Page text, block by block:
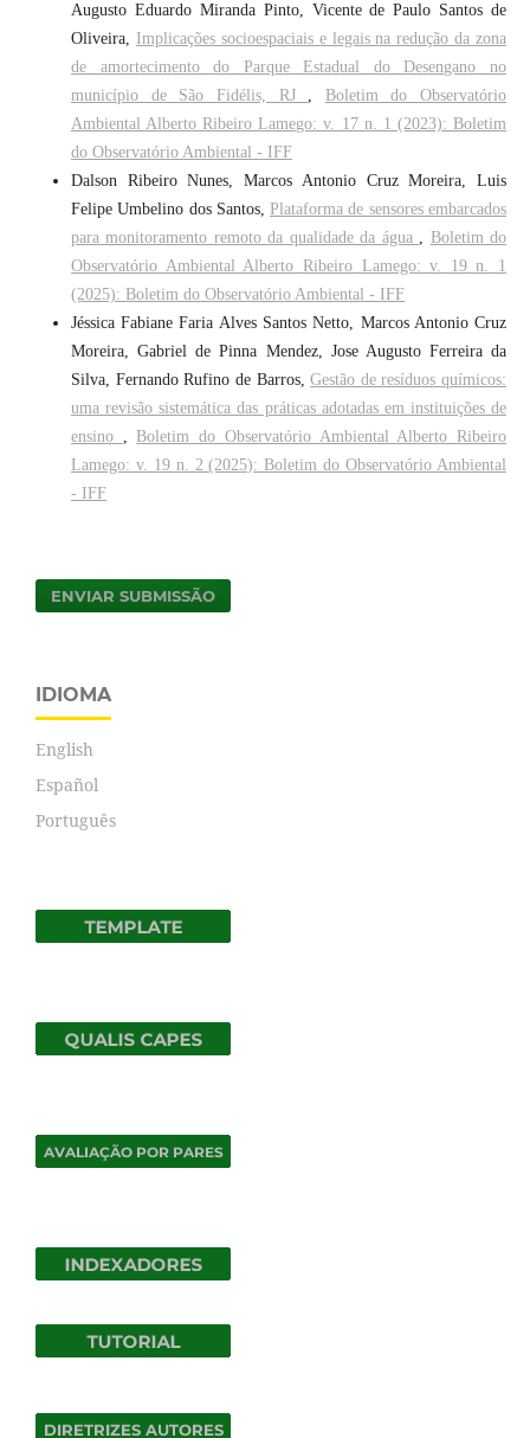
Augusto Eduardo Miranda Pinto, Vicente de Paulo Santos de
Oliveira, Implicações socioespaciais e legais na redução da zona
de amortecimento do Parque Estadual do Desengano no
município de São Fidélis, RJ , Boletim do Observatório
Ambiental Alberto Ribeiro Lamego: v. 17 n. 1 (2023): Boletim
do Observatório Ambiental - IFF
Dalson Ribeiro Nunes, Marcos Antonio Cruz Moreira, Luis
Felipe Umbelino dos Santos, Plataforma de sensores embarcados
para monitoramento remoto da qualidade da água , Boletim do
Observatório Ambiental Alberto Ribeiro Lamego: v. 19 n. 1
(2025): Boletim do Observatório Ambiental - IFF
Jéssica Fabiane Faria Alves Santos Netto, Marcos Antonio Cruz
Moreira, Gabriel de Pinna Mendez, Jose Augusto Ferreira da
Silva, Fernando Rufino de Barros,Gestão de resíduos químicos:
uma revisão sistemática das práticas adotadas em instituições de
ensino , Boletim do Observatório Ambiental Alberto Ribeiro
Lamego: v. 19 n. 2 (2025): Boletim do Observatório Ambiental
- IFF
ENVIAR SUBMISSÃO
IDIOMA
English
Español
Português